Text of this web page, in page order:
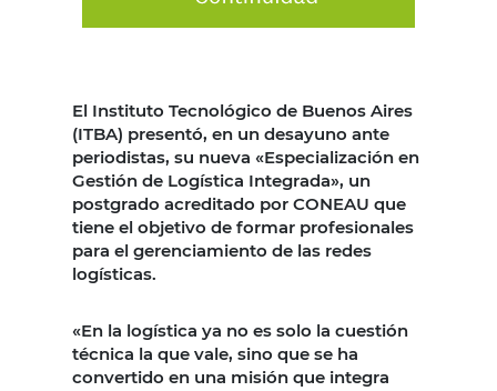
El Instituto Tecnológico de Buenos Aires
(ITBA) presentó, en un desayuno ante
periodistas, su nueva «Especialización en
Gestión de Logística Integrada», un
postgrado acreditado por CONEAU que
tiene el objetivo de formar profesionales
para el gerenciamiento de las redes
logísticas.
«En la logística ya no es solo la cuestión
técnica la que vale, sino que se ha
convertido en una misión que integra